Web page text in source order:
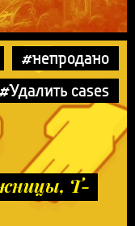
#непродано
#Удалить cases
Т-